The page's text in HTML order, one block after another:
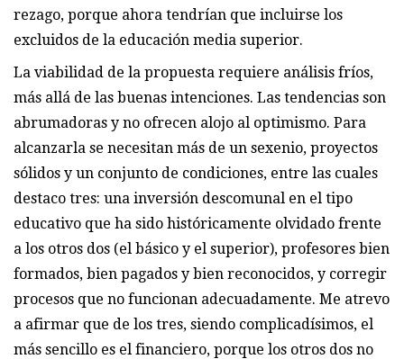
rezago, porque ahora tendrían que incluirse los
excluidos de la educación media superior.
La viabilidad de la propuesta requiere análisis fríos,
más allá de las buenas intenciones. Las tendencias son
abrumadoras y no ofrecen alojo al optimismo. Para
alcanzarla se necesitan más de un sexenio, proyectos
sólidos y un conjunto de condiciones, entre las cuales
destaco tres: una inversión descomunal en el tipo
educativo que ha sido históricamente olvidado frente
a los otros dos (el básico y el superior), profesores bien
formados, bien pagados y bien reconocidos, y corregir
procesos que no funcionan adecuadamente. Me atrevo
a afirmar que de los tres, siendo complicadísimos, el
más sencillo es el financiero, porque los otros dos no